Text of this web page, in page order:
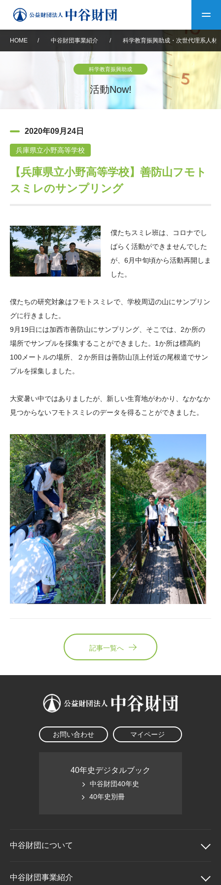
中谷財団について
設立趣意書
沿革 40年史デジタルブック
中谷財団40年史
役員・評議員 公開情報
年報一覧 中谷財団レポート
中谷財団事業紹介
神戸賞 長期大型研究助成
大学院生奨学金
国際学生交流プログラ
ム
科学教育振興助成・
ログラム助成
中谷財団動画紹介
その他情報
アクセス よくあるご質問
サイトマップ 中谷財団アーカイブ
日本語 English マイページ
HOME / 中谷財団事業紹介 / 科学教育振興助成・次世代理系人材
科学教育振興助成
活動Now!
2020年09月24日
兵庫県立小野高等学校
【兵庫県立小野高等学校】善防山フモト
スミレのサンプリング
僕たちスミレ班は、コロナでし
ばらく活動ができませんでした
が、6月中旬頃から活動再開しま
した。
僕たちの研究対象はフモトスミレで、学校周辺の山にサンプリン
グに行きました。
9月19日には加西市善防山にサンプリング、そこでは、2か所の
場所でサンプルを採集することができました。1か所は標高約
100メートルの場所、２か所目は善防山頂上付近の尾根道でサン
プルを採集しました。
大変暑い中ではありましたが、新しい生育地がわかり、なかなか
見つからないフモトスミレのデータを得ることができました。
記事一覧へ
お問い合わせ マイページ
40年史デジタルブック
中谷財団40年史
40年史別冊
中谷財団について
中谷財団について
中谷財団事業紹介